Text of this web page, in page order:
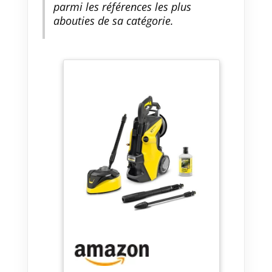
parmi les références les plus
abouties de sa catégorie.